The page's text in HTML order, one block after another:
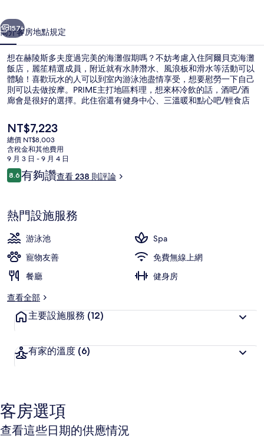
店，
麗
笙
精
選
成
員
的
相
集
個 下一個
157+
簡介客房地點規定
想在赫陵斯多夫度過完美的海灘假期嗎？不妨考慮入住阿爾貝克海灘
飯店，麗笙精選成員，附近就有水肺潛水、風浪板和滑水等活動可以
體驗！喜歡玩水的人可以到室內游泳池盡情享受，想要慰勞一下自己
則可以去做按摩。PRIME主打地區料理，想來杯冷飲的話，酒吧/酒
廊會是很好的選擇。此住宿還有健身中心、三溫暖和點心吧/輕食店
目
前
的
價
格
是
NT$7,223
總價 NT$8,003
含稅金和其他費用
9 月 3 日 - 9 月 4 日
評
論
8.68.6 分，滿分 10 分，
有夠讚查看 238 則評論
熱門設施服務
游泳池
Spa
寵物友善
免費無線上網
餐廳
健身房
查看全部
主要設施服務 (12)
有家的溫度 (6)
客房選項
查看這些日期的供應情況